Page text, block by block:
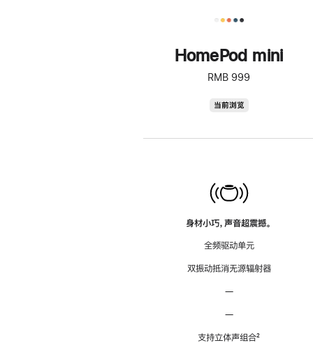
HomePod mini
RMB 999
当前浏览
身材小巧，声音超震撼。
全频驱动单元
双振动抵消无源辐射器
—
—
支持立体声组合脚
²